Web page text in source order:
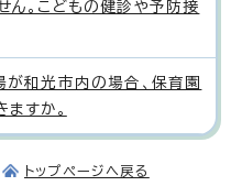
ん。こどもの健診や予防接
が和光市内の場合、保育園
すか。
トップページへ戻る